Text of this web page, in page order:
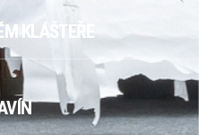
KLÁŠTEŘE